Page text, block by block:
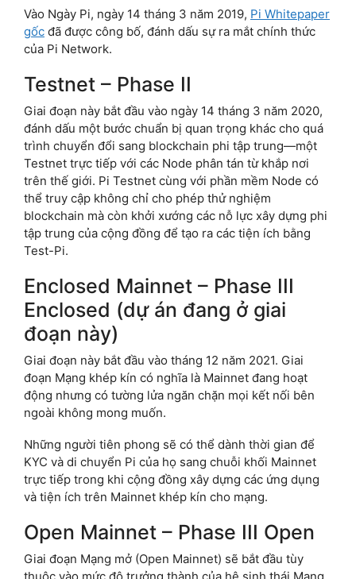
Vào Ngày Pi, ngày 14 tháng 3 năm 2019, Pi Whitepaper
gốc đã được công bố, đánh dấu sự ra mắt chính thức
của Pi Network.
Testnet – Phase II
Giai đoạn này bắt đầu vào ngày 14 tháng 3 năm 2020,
đánh dấu một bước chuẩn bị quan trọng khác cho quá
trình chuyển đổi sang blockchain phi tập trung—một
Testnet trực tiếp với các Node phân tán từ khắp nơi
trên thế giới. Pi Testnet cùng với phần mềm Node có
thể truy cập không chỉ cho phép thử nghiệm
blockchain mà còn khởi xướng các nỗ lực xây dựng phi
tập trung của cộng đồng để tạo ra các tiện ích bằng
Test-Pi.
Enclosed Mainnet – Phase III
Enclosed (dự án đang ở giai
đoạn này)
Giai đoạn này bắt đầu vào tháng 12 năm 2021. Giai
đoạn Mạng khép kín có nghĩa là Mainnet đang hoạt
động nhưng có tường lửa ngăn chặn mọi kết nối bên
ngoài không mong muốn.
Những người tiên phong sẽ có thể dành thời gian để
KYC và di chuyển Pi của họ sang chuỗi khối Mainnet
trực tiếp trong khi cộng đồng xây dựng các ứng dụng
và tiện ích trên Mainnet khép kín cho mạng.
Open Mainnet – Phase III Open
Giai đoạn Mạng mở (Open Mainnet) sẽ bắt đầu tùy